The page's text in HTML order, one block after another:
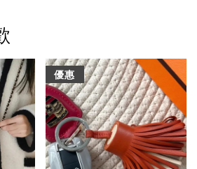
優惠